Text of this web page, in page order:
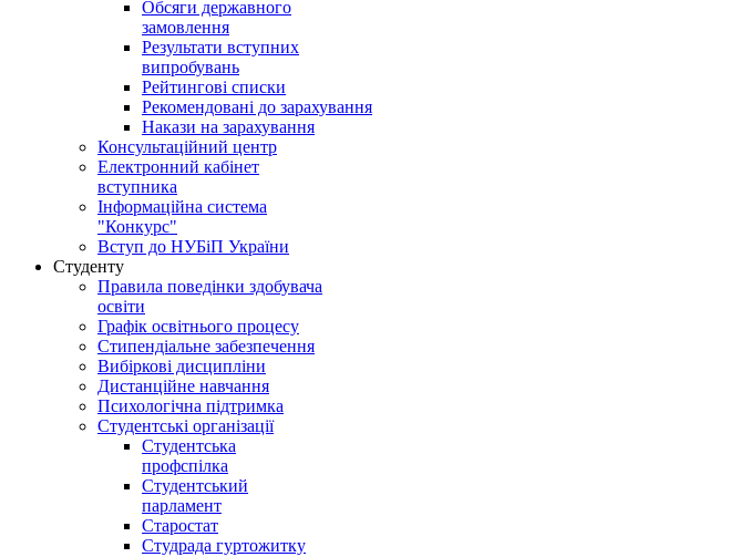
Обсяги державного
замовлення
Результати вступних
випробувань
Рейтингові списки
Рекомендовані до зарахування
Накази на зарахування
Консультаційний центр
Електронний кабінет
вступника
Інформаційна система
"Конкурс"
Вступ до НУБіП України
Студенту
Правила поведінки здобувача
освіти
Графік освітнього процесу
Стипендіальне забезпечення
Вибіркові дисципліни
Дистанційне навчання
Психологічна підтримка
Студентські організації
Студентська
профспілка
Студентський
парламент
Старостат
Студрада гуртожитку